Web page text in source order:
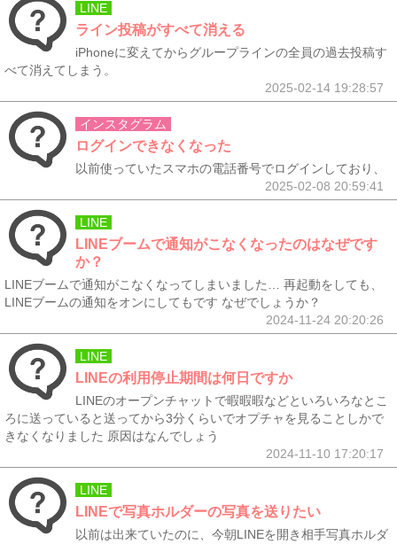
LINE
ライン投稿がすべて消える
iPhoneに変えてからグループラインの全員の過去投稿す
べて消えてしまう。
2025-02-14 19:28:57
インスタグラム
ログインできなくなった
以前使っていたスマホの電話番号でログインしており、
2025-02-08 20:59:41
LINE
LINEブームで通知がこなくなったのはなぜです
か？
LINEブームで通知がこなくなってしまいました… 再起動をしても、
LINEブームの通知をオンにしてもです なぜでしょうか？
2024-11-24 20:20:26
LINE
LINEの利用停止期間は何日ですか
LINEのオープンチャットで暇暇暇などといろいろなとこ
ろに送っていると送ってから3分くらいでオプチャを見ることしかで
きなくなりました 原因はなんでしょう
2024-11-10 17:20:17
LINE
LINEで写真ホルダーの写真を送りたい
以前は出来ていたのに、今朝LINEを開き相手写真ホルダ